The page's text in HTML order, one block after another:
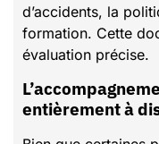
d’accidents, la
formation. Cette
évaluation précise.
L’accompagnement peut-il être réalisé
entièrement à